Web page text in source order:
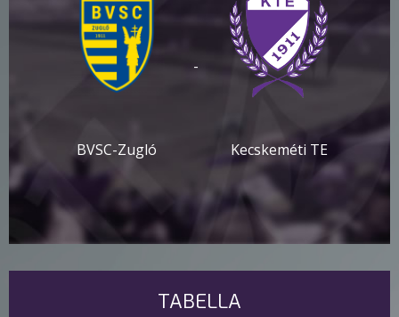
BVSC-Zugló
-
Kecskeméti TE
TABELLA